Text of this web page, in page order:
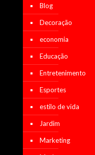
Blog
Decoração
economia
Educação
Entretenimento
Esportes
estilo de vida
Jardim
Marketing